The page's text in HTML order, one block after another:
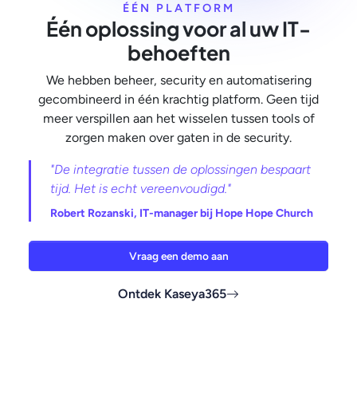
ÉÉN PLATFORM
Één oplossing voor al uw IT-
behoeften
We hebben beheer, security en automatisering
gecombineerd in één krachtig platform. Geen tijd
meer verspillen aan het wisselen tussen tools of
zorgen maken over gaten in de security.
"De integratie tussen de oplossingen bespaart
tijd. Het is echt vereenvoudigd."
Robert Rozanski, IT-manager bij Hope Hope Church
Vraag een demo aan
Ontdek Kaseya365